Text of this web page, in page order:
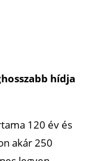
hídja
120 év és
akár 250